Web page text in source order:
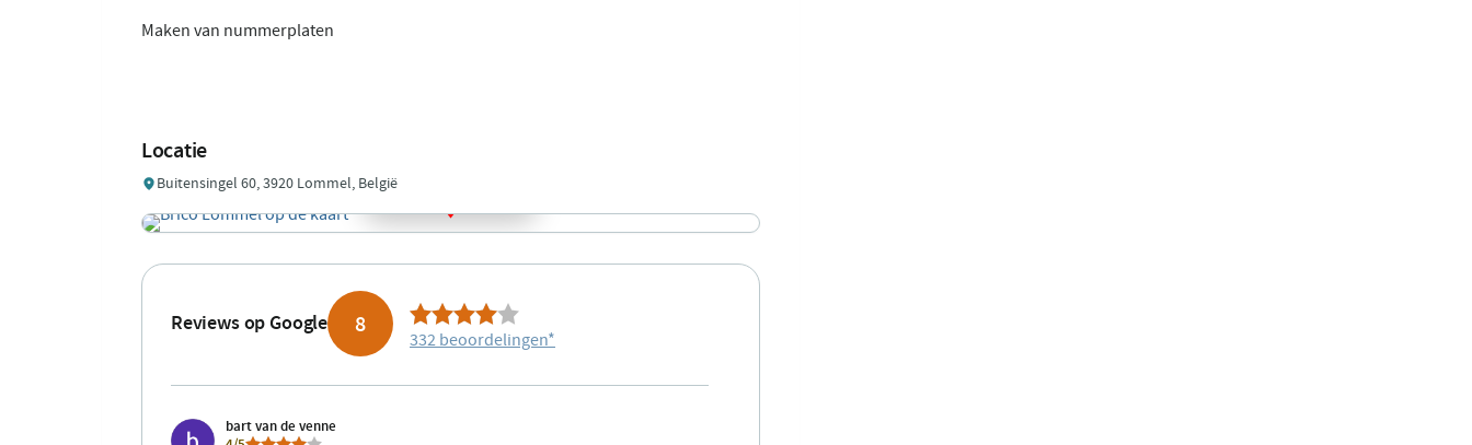
Maken van nummerplaten
Locatie
Buitensingel 60, 3920 Lommel, België
Reviews op Google 8
332 beoordelingen*
bart van de venne